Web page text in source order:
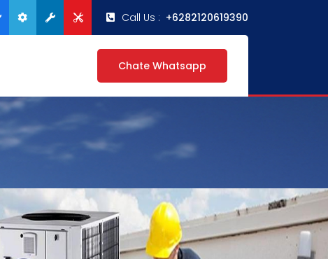
Call Us : +6282120619390
Chate Whatsapp